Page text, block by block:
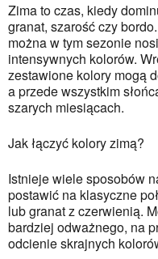
Zima to czas, kiedy
granat, szarość czy
można w tym sezonie
intensywnych kolorów.
zestawione kolory mogą
a przede wszystkim
szarych miesiącach.
Jak łączyć kolory zimą?
Istnieje wiele sposobów
postawić na klasyczne
lub granat z czerwienią.
bardziej odważnego, na
odcienie skrajnych